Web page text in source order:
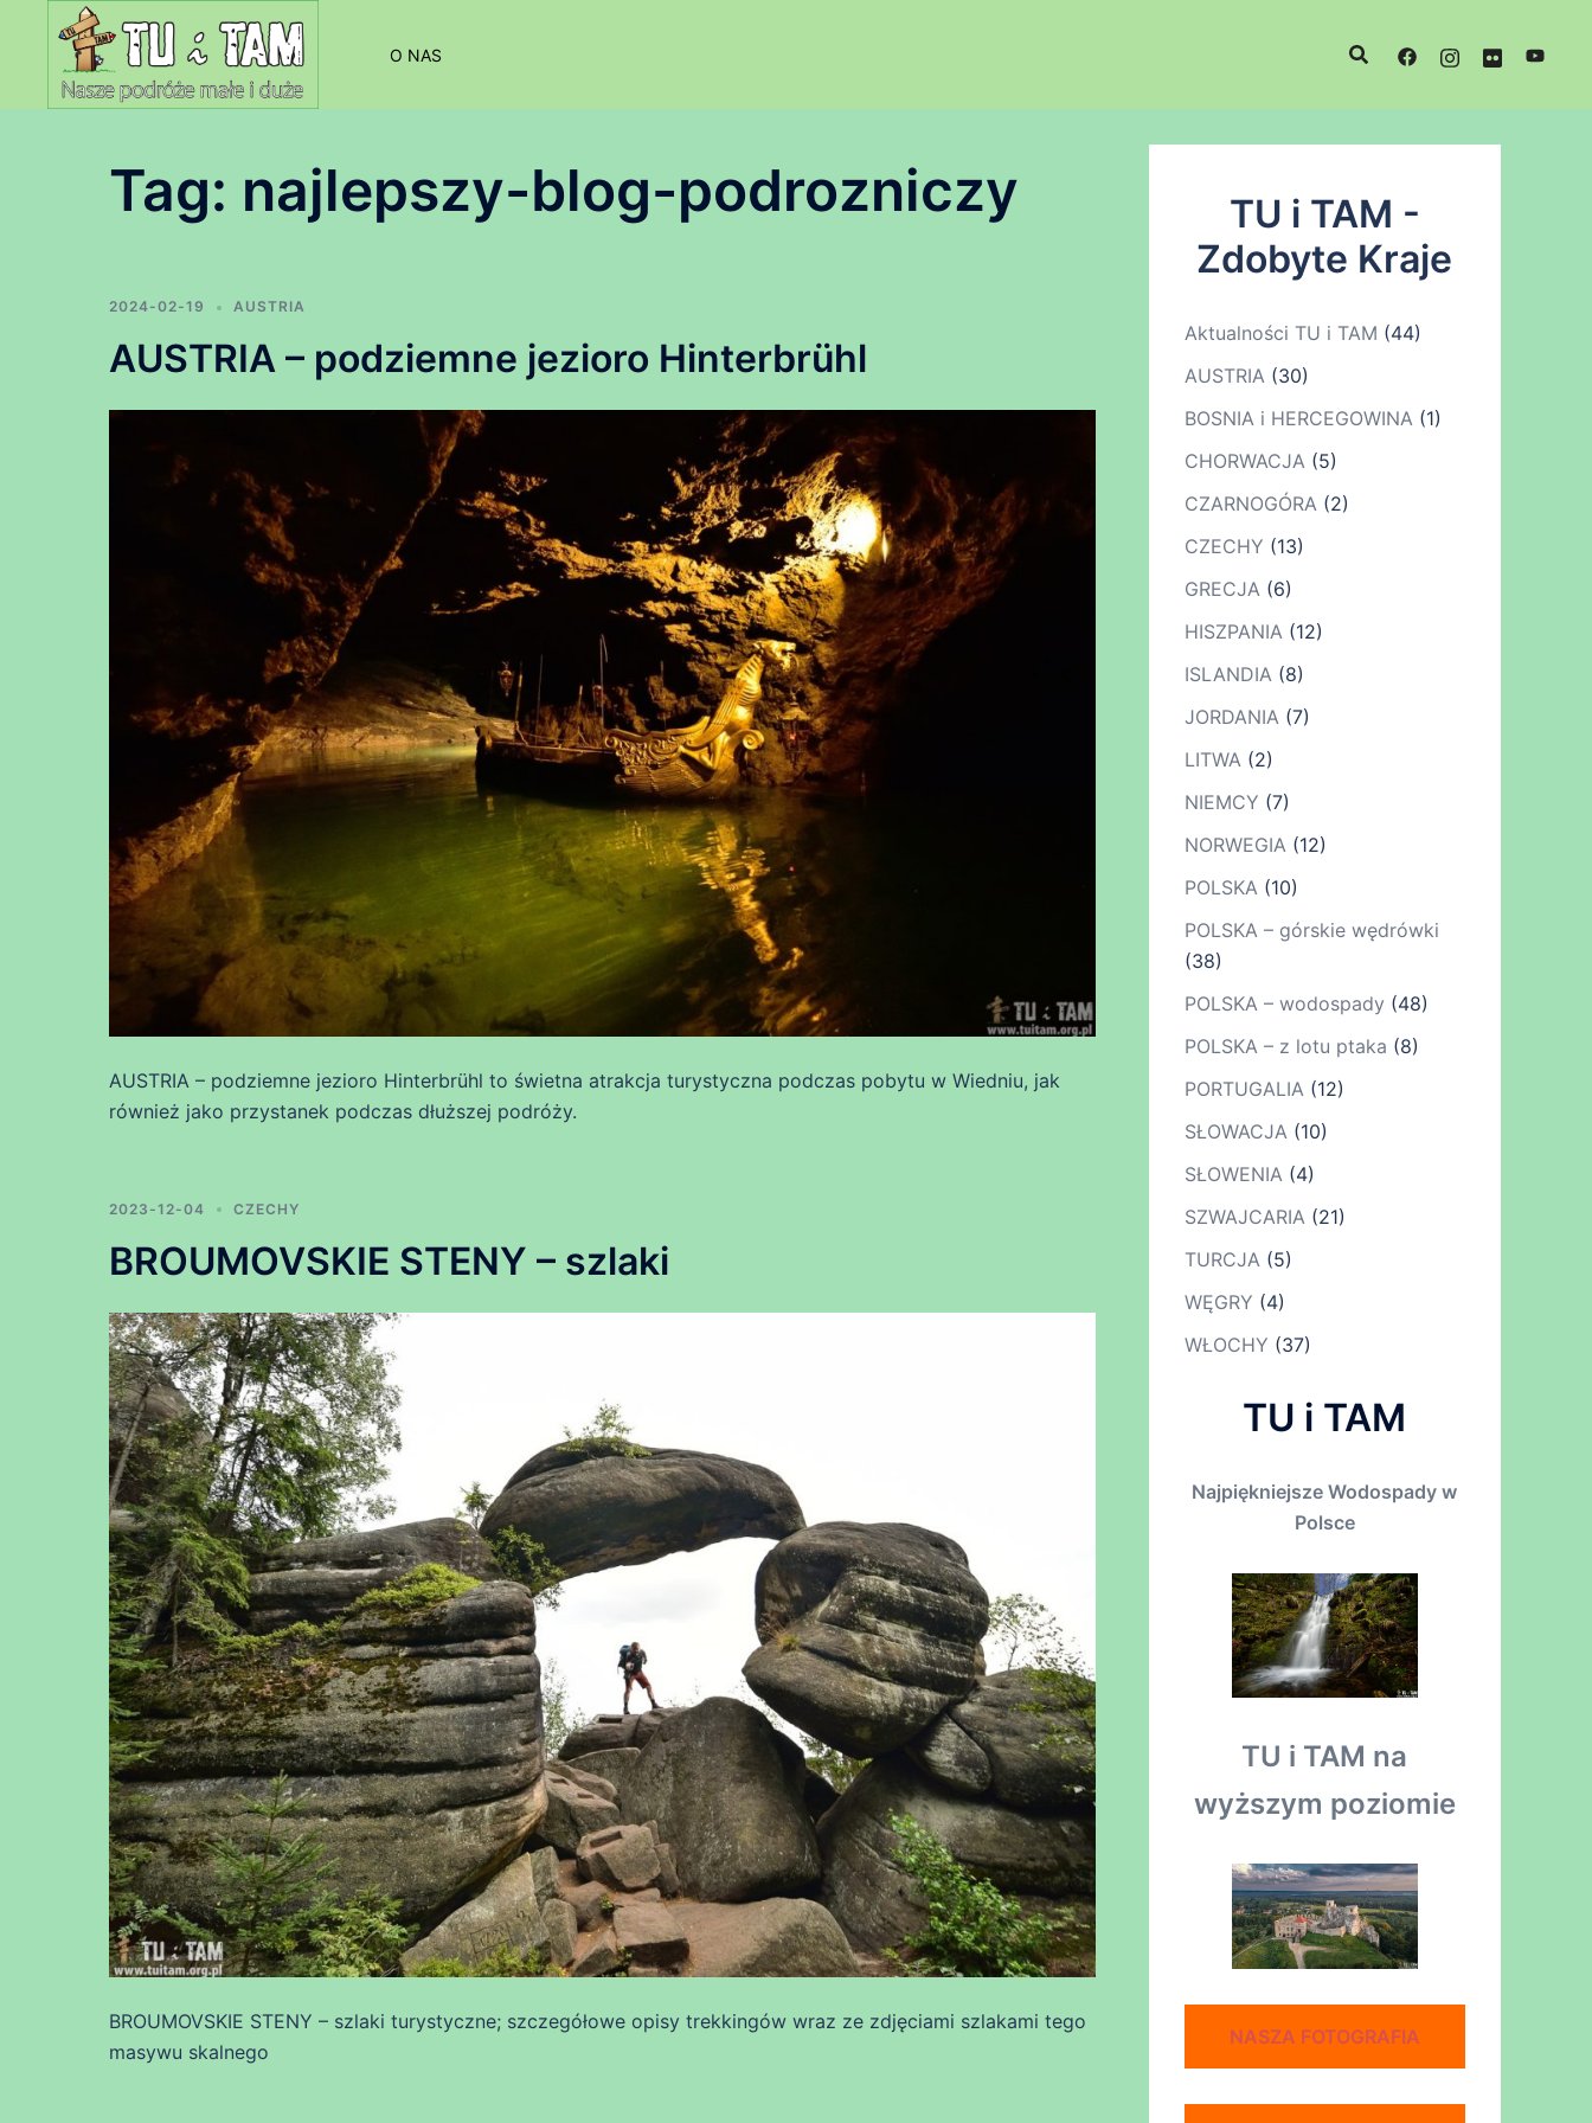
O NAS
Tag: najlepszy-blog-podrozniczy
2024-02-19 AUSTRIA
AUSTRIA – podziemne jezioro Hinterbrühl
AUSTRIA – podziemne jezioro Hinterbrühl to świetna atrakcja turystyczna podczas pobytu w Wiedniu, jak
również jako przystanek podczas dłuższej podróży.
2023-12-04 CZECHY
BROUMOVSKIE STENY – szlaki
BROUMOVSKIE STENY – szlaki turystyczne; szczegółowe opisy trekkingów wraz ze zdjęciami szlakami tego
masywu skalnego
TU i TAM -
Zdobyte Kraje
Aktualności TU i TAM (44)
AUSTRIA(30)
BOSNIA i HERCEGOWINA(1)
CHORWACJA(5)
CZARNOGÓRA(2)
CZECHY (13)
GRECJA(6)
HISZPANIA(12)
ISLANDIA(8)
JORDANIA(7)
LITWA(2)
NIEMCY (7)
NORWEGIA(12)
POLSKA(10)
POLSKA – górskie wędrówki
(38)
POLSKA – wodospady (48)
POLSKA – z lotu ptaka (8)
PORTUGALIA(12)
SŁOWACJA(10)
SŁOWENIA(4)
SZWAJCARIA(21)
TURCJA(5)
WĘGRY (4)
WŁOCHY (37)
TU i TAM
Najpiękniejsze Wodospady w
Polsce
TU i TAM na
wyższym poziomie
NASZA FOTOGRAFIA